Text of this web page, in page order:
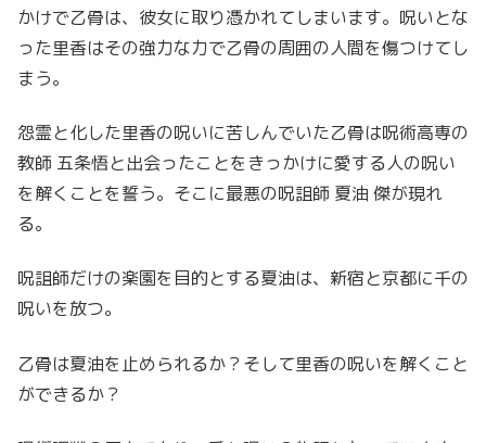
かけで乙骨は、彼女に取り憑かれてしまいます。呪いとな
った里香はその強力な力で乙骨の周囲の人間を傷つけてし
まう。
怨霊と化した里香の呪いに苦しんでいた乙骨は呪術高専の
教師 五条悟と出会ったことをきっかけに愛する人の呪い
を解くことを誓う。そこに最悪の呪詛師 夏油 傑が現れ
る。
呪詛師だけの楽園を目的とする夏油は、新宿と京都に千の
呪いを放つ。
乙骨は夏油を止められるか？そして里香の呪いを解くこと
ができるか？